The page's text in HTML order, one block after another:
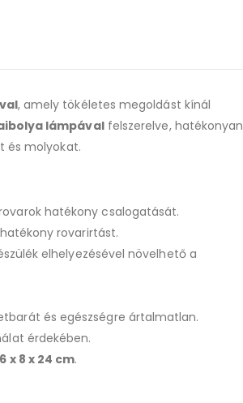
, amely tökéletes megoldást kínál
lámpávalfelszerelve, hatékonyan
és molyokat.
hatékony csalogatását.
rovarirtást.
elhelyezésével növelhető a
és egészségre ártalmatlan.
érdekében.
x 8 x 24 cm.